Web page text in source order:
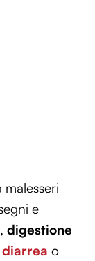
e
, digestione
o